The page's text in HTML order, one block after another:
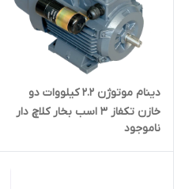
دینام موتوژن 2.2 کیلووات دو
خازن تکفاز 3 اسب بخار کلاچ دار
ناموجود